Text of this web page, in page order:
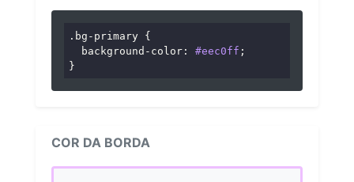
.bg-primary {
background-color : #eec0ff ;
}
COR DA BORDA